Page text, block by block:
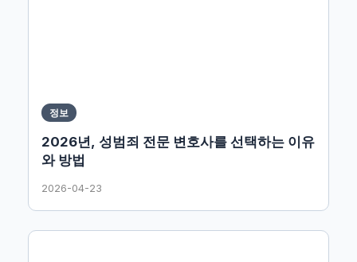
정보
2026년, 성범죄 전문 변호사를 선택하는 이유
와 방법
2026-04-23